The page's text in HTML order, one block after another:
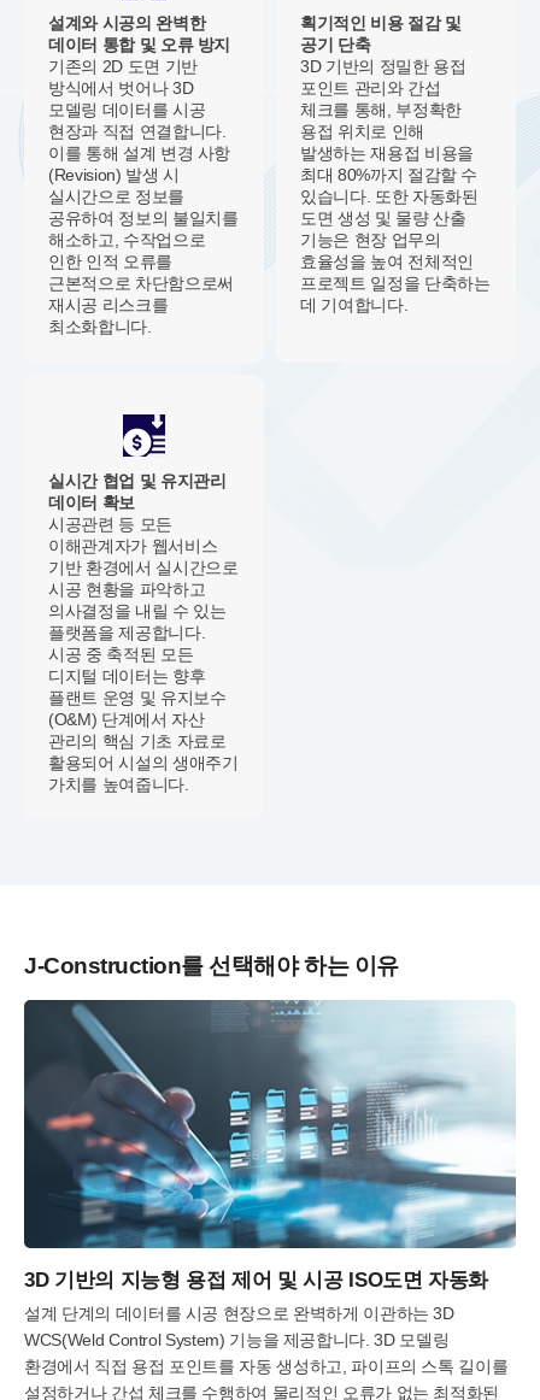
설계와 시공의 완벽한
데이터 통합 및 오류 방지
기존의 2D 도면 기반
방식에서 벗어나 3D
모델링 데이터를 시공
현장과 직접 연결합니다.
이를 통해 설계 변경 사항
(Revision) 발생 시
실시간으로 정보를
공유하여 정보의 불일치를
해소하고, 수작업으로
인한 인적 오류를
근본적으로 차단함으로써
재시공 리스크를
최소화합니다.
획기적인 비용 절감 및
공기 단축
3D 기반의 정밀한 용접
포인트 관리와 간섭
체크를 통해, 부정확한
용접 위치로 인해
발생하는 재용접 비용을
최대 80%까지 절감할 수
있습니다. 또한 자동화된
도면 생성 및 물량 산출
기능은 현장 업무의
효율성을 높여 전체적인
프로젝트 일정을 단축하는
데 기여합니다.
실시간 협업 및 유지관리
데이터 확보
시공관련 등 모든
이해관계자가 웹서비스
기반 환경에서 실시간으로
시공 현황을 파악하고
의사결정을 내릴 수 있는
플랫폼을 제공합니다.
시공 중 축적된 모든
디지털 데이터는 향후
플랜트 운영 및 유지보수
(O&M) 단계에서 자산
관리의 핵심 기초 자료로
활용되어 시설의 생애주기
가치를 높여줍니다.
J-Construction를 선택해야 하는 이유
3D 기반의 지능형 용접 제어 및 시공 ISO도면 자동화
설계 단계의 데이터를 시공 현장으로 완벽하게 이관하는 3D
WCS(Weld Control System) 기능을 제공합니다. 3D 모델링
환경에서 직접 용접 포인트를 자동 생성하고, 파이프의 스톡 길이를
설정하거나 간섭 체크를 수행하여 물리적인 오류가 없는 최적화된